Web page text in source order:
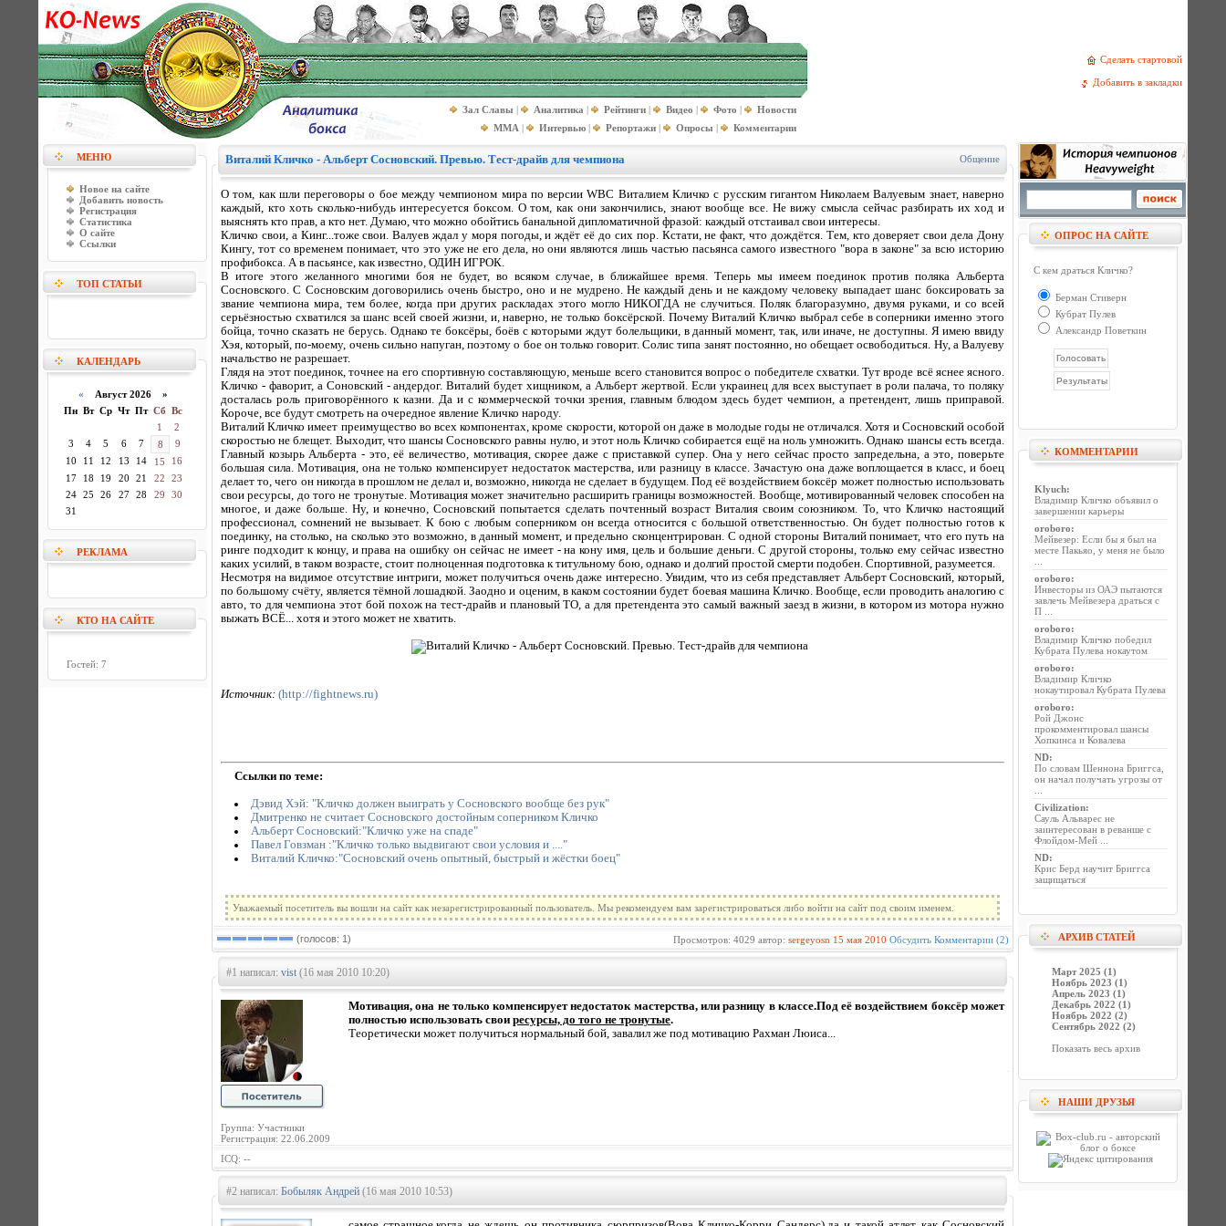
Сделать стартовой
Добавить в закладки
Зал Славы | Аналитика | Рейтинги | Видео | Фото |
Новости
MMA | Интервью | Репортажи | Опросы | Комментарии
МЕНЮ
Новое на сайте
Добавить новость
Регистрация
Статистика
О сайте
Ссылки
ТОП СТАТЬИ
КАЛЕНДАРЬ
« Август 2026 »
Пн Вт Ср Чт Пт Сб Вс
1
2
3
4 5 6 7 8
9
10
11 12 13 14 15
16
17
18 19 20 21 22
23
24
25 26 27 28 29
30
31
РЕКЛАМА
КТО НА САЙТЕ
Гостей: 7
Виталий Кличко - Альберт Сосновский. Превью. Тест-драйв для чемпиона Общение
О том, как шли переговоры о бое между чемпионом мира по версии WВС Виталием Кличко с русским гигантом Николаем Валуевым знает, наверно
каждый, кто хоть сколько-нибудь интересуется боксом. О том, как они закончились, знают вообще все. Не вижу смысла сейчас разбирать их ход и
выяснять кто прав, а кто нет. Думаю, что можно обойтись банальной дипломатичной фразой: каждый отстаивал свои интересы.
Кличко свои, а Кинг...тоже свои. Валуев ждал у моря погоды, и ждёт её до сих пор. Кстати, не факт, что дождётся. Тем, кто доверяет свои дела Дону
Кингу, тот со временем понимает, что это уже не его дела, но они являются лишь частью пасьянса самого известного "вора в законе" за всю историю
профибокса. А в пасьянсе, как известно, ОДИН ИГРОК.
В итоге этого желанного многими боя не будет, во всяком случае, в ближайшее время. Теперь мы имеем поединок против поляка Альберта
Сосновского. С Сосновским договорились очень быстро, оно и не мудрено. Не каждый день и не каждому человеку выпадает шанс боксировать за
звание чемпиона мира, тем более, когда при других раскладах этого могло НИКОГДА не случиться. Поляк благоразумно, двумя руками, и со всей
серьёзностью схватился за шанс всей своей жизни, и, наверно, не только боксёрской. Почему Виталий Кличко выбрал себе в соперники именно этого
бойца, точно сказать не берусь. Однако те боксёры, боёв с которыми ждут болельщики, в данный момент, так, или иначе, не доступны. Я имею ввиду
Хэя, который, по-моему, очень сильно напуган, поэтому о бое он только говорит. Солис типа занят постоянно, но обещает освободиться. Ну, а Валуеву
начальство не разрешает.
Глядя на этот поединок, точнее на его спортивную составляющую, меньше всего становится вопрос о победителе схватки. Тут вроде всё яснее ясного.
Кличко - фаворит, а Соновский - андердог. Виталий будет хищником, а Альберт жертвой. Если украинец для всех выступает в роли палача, то поляку
досталась роль приговорённого к казни. Да и с коммерческой точки зрения, главным блюдом здесь будет чемпион, а претендент, лишь приправой.
Короче, все будут смотреть на очередное явление Кличко народу.
Виталий Кличко имеет преимущество во всех компонентах, кроме скорости, которой он даже в молодые годы не отличался. Хотя и Сосновский особой
скоростью не блещет. Выходит, что шансы Сосновского равны нулю, и этот ноль Кличко собирается ещё на ноль умножить. Однако шансы есть всегда.
Главный козырь Альберта - это, её величество, мотивация, скорее даже с приставкой супер. Она у него сейчас просто запредельна, а это, поверьте
большая сила. Мотивация, она не только компенсирует недостаток мастерства, или разницу в классе. Зачастую она даже воплощается в класс, и боец
делает то, чего он никогда в прошлом не делал и, возможно, никогда не сделает в будущем. Под её воздействием боксёр может полностью использовать
свои ресурсы, до того не тронутые. Мотивация может значительно расширить границы возможностей. Вообще, мотивированный человек способен на
многое, и даже больше. Ну, и конечно, Сосновский попытается сделать почтенный возраст Виталия своим союзником. То, что Кличко настоящий
профессионал, сомнений не вызывает. К бою с любым соперником он всегда относится с большой ответственностью. Он будет полностью готов к
поединку, на столько, на сколько это возможно, в данный момент, и предельно сконцентрирован. С одной стороны Виталий понимает, что его путь на
ринге подходит к концу, и права на ошибку он сейчас не имеет - на кону имя, цель и большие деньги. С другой стороны, только ему сейчас известно
каких усилий, в таком возрасте, стоит полноценная подготовка к титульному бою, однако и долгий простой смерти подобен. Спортивной, разумеется.
Несмотря на видимое отсутствие интриги, может получиться очень даже интересно. Увидим, что из себя представляет Альберт Сосновский, который,
по большому счёту, является тёмной лошадкой. Заодно и оценим, в каком состоянии будет боевая машина Кличко. Вообще, если проводить аналогию с
авто, то для чемпиона этот бой похож на тест-драйв и плановый ТО, а для претендента это самый важный заезд в жизни, в котором из мотора нужно
выжать ВСЁ... хотя и этого может не хватить.
Источник: (http://fightnews.ru)
Ссылки по теме:
Дэвид Хэй: "Кличко должен выиграть у Сосновского вообще без рук"
Дмитренко не считает Сосновского достойным соперником Кличко
Альберт Сосновский:"Кличко уже на спаде"
Павел Говзман :"Кличко только выдвигают свои условия и ...."
Виталий Кличко:"Сосновский очень опытный, быстрый и жёстки боец"
Уважаемый посетитель вы вошли на сайт как незарегистрированный пользователь. Мы рекомендуем вам зарегистрироваться либо войти на сайт под своим именем.
(голосов: 1) Просмотров: 4029 автор: sergeyosn 15 мая 2010 Обсудить Комментарии (2)
#1 написал: vist(16 мая 2010 10:20)
Группа: Участники
Регистрация: 22.06.2009
Мотивация, она не только компенсирует недостаток мастерства, или разницу в классе.Под её воздействием боксёр может
полностью использовать свои ресурсы, до того не тронутые.
Теоретически может получиться нормальный бой, завалил же под мотивацию Рахман Люиса...
ICQ: --
#2 написал: Бобыляк Андрей (16 мая 2010 10:53)
ОПРОС НА САЙТЕ
С кем драться Кличко?
Берман Стиверн
Кубрат Пулев
Александр Поветкин
КОММЕНТАРИИ
Klyuch:
Владимир Кличко объявил о
завершении карьеры
oroboro:
Мейвезер: Если бы я был на
месте Пакьяо, у меня не было
oroboro:
Инвесторы из ОАЭ пытаются
завлечь Мейвезера драться с
П ...
oroboro:
Владимир Кличко победил
Кубрата Пулева нокаутом
oroboro:
Владимир Кличко
нокаутировал Кубрата Пулева
oroboro:
Рой Джонс
прокомментировал шансы
Хопкинса и Ковалева
ND:
По словам Шеннона Бриггса,
он начал получать угрозы от
Civilization:
Сауль Альварес не
заинтересован в реванше с
Флойдом-Мей ...
ND:
Крис Берд научит Бриггса
защищаться
АРХИВ СТАТЕЙ
Март 2025 (1)
Ноябрь 2023 (1)
Апрель 2023 (1)
Декабрь 2022 (1)
Ноябрь 2022 (2)
Сентябрь 2022 (2)
Показать весь архив
НАШИ ДРУЗЬЯ